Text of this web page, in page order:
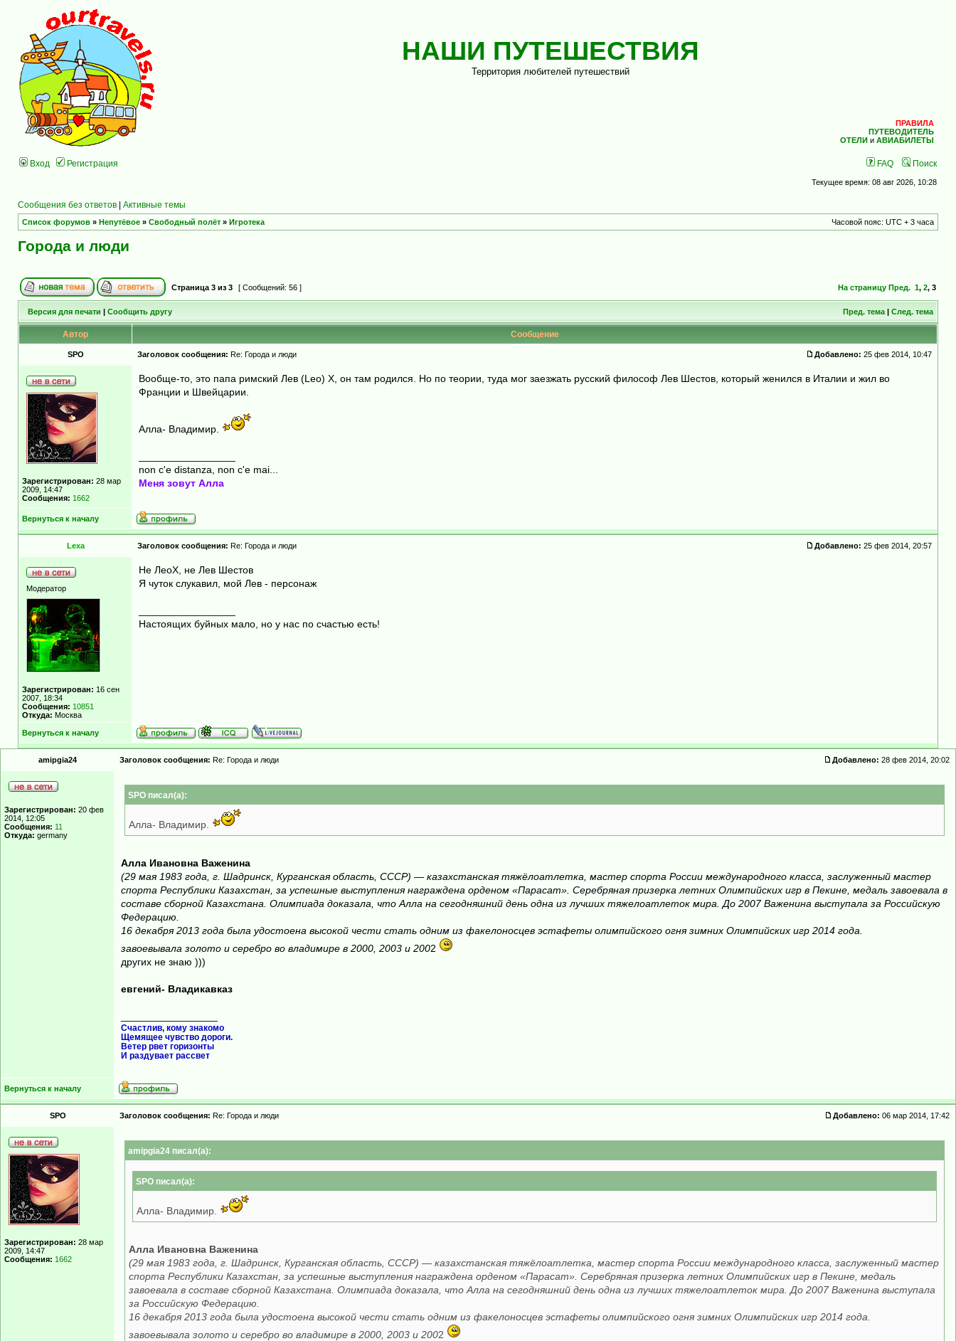
НАШИ ПУТЕШЕСТВИЯ
Территория любителей путешествий
ПРАВИЛА
ПУТЕВОДИТЕЛЬ
ОТЕЛИ и АВИАБИЛЕТЫ
Вход Регистрация FAQ Поиск
Текущее время: 08 авг 2026, 10:28
Сообщения без ответов | Активные темы
Список форумов » Непутёвое » Свободный полёт » Игротека Часовой пояс: UTC + 3 часа
Города и люди
Страница 3 из 3 [ Сообщений: 56 ] На страницу Пред. 1, 2, 3
Версия для печати | Сообщить другу Пред. тема | След. тема
Автор Сообщение
SPO Заголовок сообщения: Re: Города и люди Добавлено: 25 фев 2014, 10:47
Зарегистрирован: 28 мар
2009, 14:47
Сообщения: 1662
Вообще-то, это папа римский Лев (Leo) X, он там родился. Но по теории, туда мог заезжать русский философ Лев Шестов, который женился в Италии и жил во
Франции и Швейцарии.
Алла- Владимир.
non c'e distanza, non c'e mai...
Меня зовут Алла
Вернуться к началу
Lexa Заголовок сообщения: Re: Города и люди Добавлено: 25 фев 2014, 20:57
Модератор
Зарегистрирован: 16 сен
2007, 18:34
Сообщения: 10851
Откуда: Москва
Не ЛеоХ, не Лев Шестов
Я чуток слукавил, мой Лев - персонаж
Настоящих буйных мало, но у нас по счастью есть!
Вернуться к началу
amipgia24 Заголовок сообщения: Re: Города и люди Добавлено: 28 фев 2014, 20:02
Зарегистрирован: 20 фев
2014, 12:05
Сообщения: 11
Откуда: germany
SPO писал(а):
Алла- Владимир.
Алла Ивановна Важенина
(29 мая 1983 года, г. Шадринск, Курганская область, СССР) — казахстанская тяжёлоатлетка, мастер спорта России международного класса, заслуженный мастер
спорта Республики Казахстан, за успешные выступления награждена орденом «Парасат». Серебряная призерка летних Олимпийских игр в Пекине, медаль завоевала в
составе сборной Казахстана. Олимпиада доказала, что Алла на сегодняшний день одна из лучших тяжелоатлеток мира. До 2007 Важенина выступала за Российскую
Федерацию.
16 декабря 2013 года была удостоена высокой чести стать одним из факелоносцев эстафеты олимпийского огня зимних Олимпийских игр 2014 года.
завоевывала золото и серебро во владимире в 2000, 2003 и 2002
других не знаю )))
евгений- Владикавказ
Счастлив, кому знакомо
Щемящее чувство дороги.
Ветер рвет горизонты
И раздувает рассвет
Вернуться к началу
SPO Заголовок сообщения: Re: Города и люди Добавлено: 06 мар 2014, 17:42
Зарегистрирован: 28 мар
2009, 14:47
Сообщения: 1662
amipgia24 писал(а):
SPO писал(а):
Алла- Владимир.
Алла Ивановна Важенина
(29 мая 1983 года, г. Шадринск, Курганская область, СССР) — казахстанская тяжёлоатлетка, мастер спорта России международного класса, заслуженный мастер
спорта Республики Казахстан, за успешные выступления награждена орденом «Парасат». Серебряная призерка летних Олимпийских игр в Пекине, медаль
завоевала в составе сборной Казахстана. Олимпиада доказала, что Алла на сегодняшний день одна из лучших тяжелоатлеток мира. До 2007 Важенина выступала
за Российскую Федерацию.
16 декабря 2013 года была удостоена высокой чести стать одним из факелоносцев эстафеты олимпийского огня зимних Олимпийских игр 2014 года.
завоевывала золото и серебро во владимире в 2000, 2003 и 2002